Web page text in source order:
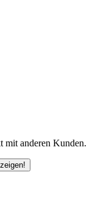
mit anderen Kunden.